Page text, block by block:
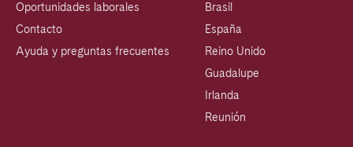
Oportunidades laborales
Contacto
Ayuda y preguntas frecuentes
Brasil
España
Reino Unido
Guadalupe
Irlanda
Reunión